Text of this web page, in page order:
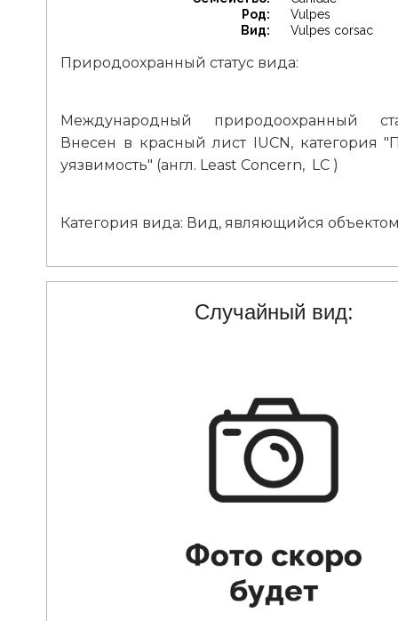
Род:
Vulpes
Вид:
Vulpes corsac
Природоохранный статус вида:
Международный природоохранный
Внесен в красный лист IUCN, категория
уязвимость" (англ. Least Concern, LC )
Категория вида: Вид, являющийся
Случайный вид: